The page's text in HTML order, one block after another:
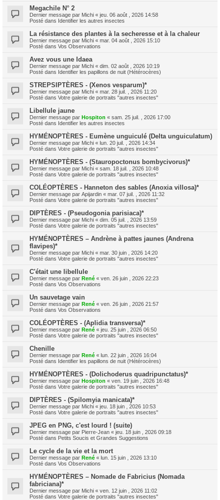
Megachile N° 2
Dernier message par Michi « jeu. 06 août , 2026 14:58
Posté dans Identifier les autres insectes
La résistance des plantes à la secheresse et à la chaleur
Dernier message par Michi « mar. 04 août , 2026 15:10
Posté dans Vos Observations
Avez vous une Idaea
Dernier message par Michi « dim. 02 août , 2026 10:19
Posté dans Identifier les papillons de nuit (Hétérocères)
STREPSIPTÈRES - (Xenos vesparum)*
Dernier message par Michi « mar. 28 juil. , 2026 11:20
Posté dans Votre galerie de portraits "autres insectes"
Libellule jaune
Dernier message par Hospiton « sam. 25 juil. , 2026 17:00
Posté dans Identifier les autres insectes
HYMÉNOPTÈRES - Eumène unguiculé (Delta unguiculatum)
Dernier message par Michi « lun. 20 juil. , 2026 14:34
Posté dans Votre galerie de portraits "autres insectes"
HYMÉNOPTÈRES - (Stauropoctonus bombycivorus)*
Dernier message par Michi « sam. 18 juil. , 2026 10:48
Posté dans Votre galerie de portraits "autres insectes"
COLÉOPTÈRES - Hanneton des sables (Anoxia villosa)*
Dernier message par Apijardin « mar. 07 juil. , 2026 11:32
Posté dans Votre galerie de portraits "autres insectes"
DIPTÈRES - (Pseudogonia parisiaca)*
Dernier message par Michi « dim. 05 juil. , 2026 13:59
Posté dans Votre galerie de portraits "autres insectes"
HYMÉNOPTÈRES – Andrène à pattes jaunes (Andrena
flavipes)*
Dernier message par Michi « mar. 30 juin , 2026 14:20
Posté dans Votre galerie de portraits "autres insectes"
C'était une libellule
Dernier message par René « ven. 26 juin , 2026 22:23
Posté dans Vos Observations
Un sauvetage vain
Dernier message par René « ven. 26 juin , 2026 21:57
Posté dans Vos Observations
COLÉOPTÈRES - (Aplidia transversa)*
Dernier message par René « jeu. 25 juin , 2026 06:50
Posté dans Votre galerie de portraits "autres insectes"
Chenille
Dernier message par René « lun. 22 juin , 2026 16:04
Posté dans Identifier les papillons de nuit (Hétérocères)
HYMÉNOPTÈRES - (Dolichoderus quadripunctatus)*
Dernier message par Hospiton « ven. 19 juin , 2026 16:48
Posté dans Votre galerie de portraits "autres insectes"
DIPTÈRES - (Spilomyia manicata)*
Dernier message par Michi « jeu. 18 juin , 2026 10:53
Posté dans Votre galerie de portraits "autres insectes"
JPEG en PNG, c'est lourd ! (suite)
Dernier message par Pierre-Jean « jeu. 18 juin , 2026 09:18
Posté dans Petits Soucis et Grandes Suggestions
Le cycle de la vie et la mort
Dernier message par René « lun. 15 juin , 2026 13:10
Posté dans Vos Observations
HYMÉNOPTÈRES – Nomade de Fabricius (Nomada
fabriciana)*
Dernier message par Michi « ven. 12 juin , 2026 11:02
Posté dans Votre galerie de portraits "autres insectes"